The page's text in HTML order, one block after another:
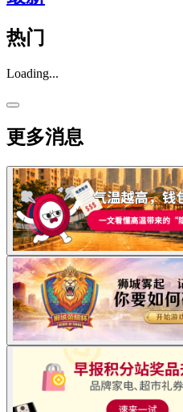
热门
Loading...
更多消息